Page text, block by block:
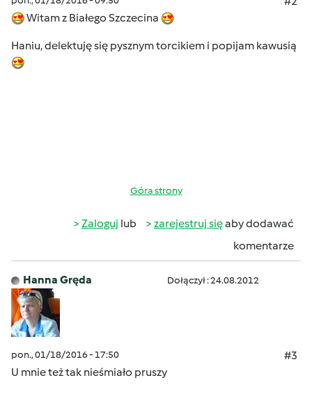
Witam z Białego Szczecina
Haniu, delektuję się pysznym torcikiem i popijam kawusią
Góra strony
Zaloguj lub zarejestruj sięaby dodawać
komentarze
Hanna Gręda Dołączył : 24.08.2012
pon., 01/18/2016 - 17:50
#3
U mnie też tak nieśmiało pruszy